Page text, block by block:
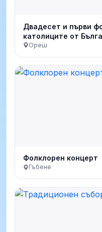
Двадесет и първи
католиците от
Ореш
Фолклорен концерт
Гъбене